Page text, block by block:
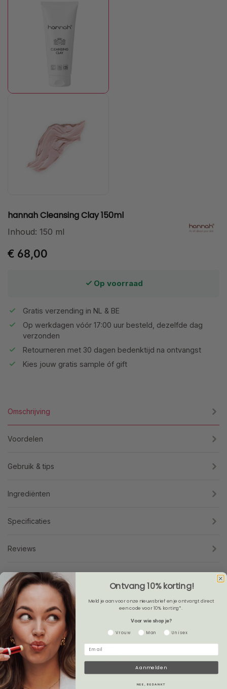
hannah Cleansing Clay 150ml
Inhoud: 150 ml
€ 68,00
Op voorraad
Gratis verzending in NL & BE
Op werkdagen vóór 17:00 uur besteld, dezelfde dag
verzonden
Retourneren met 30 dagen bedenktijd na ontvangst
Kies jouw gratis sample óf gift
Omschrijving
Voordelen
Gebruik & tips
Ingrediënten
Specificaties
Reviews
Veelgestelde vragen
Ontvang 10% korting!
Meld je aan voor onze nieuwsbrief en je ontvangt direct
een code voor 10% korting*.
Voor wie shop je?
Gender
Vrouw Man Unisex
Aanmelden
NEE, BEDANKT